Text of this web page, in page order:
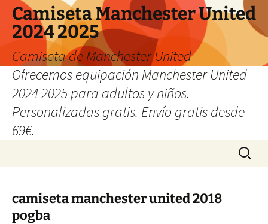
Camiseta Manchester United
2024 2025
Camiseta de Manchester United –
Ofrecemos equipación Manchester United
2024 2025 para adultos y niños.
Personalizadas gratis. Envío gratis desde
69€.
Buscar:
camiseta manchester united 2018
pogba